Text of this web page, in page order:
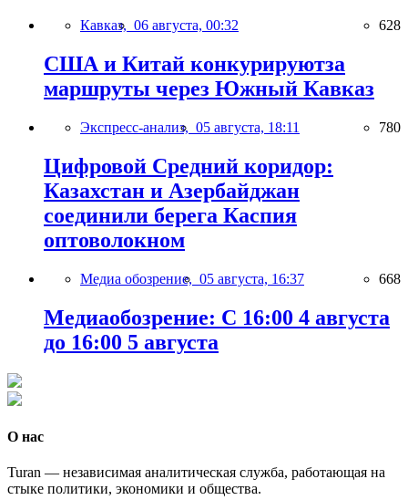
Кавказ, 06 августа, 00:32 628
США и Китай конкурируютза
маршруты через Южный Кавказ
Экспресс-анализ, 05 августа, 18:11 780
Цифровой Средний коридор:
Казахстан и Азербайджан
соединили берега Каспия
оптоволокном
Медиа обозрение, 05 августа, 16:37 668
Медиаобозрение: С 16:00 4 августа
до 16:00 5 августа
О нас
Turan — независимая аналитическая служба, работающая на
стыке политики, экономики и общества.